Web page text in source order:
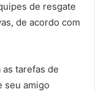
de resgate
de acordo com
tarefas de
seu amigo